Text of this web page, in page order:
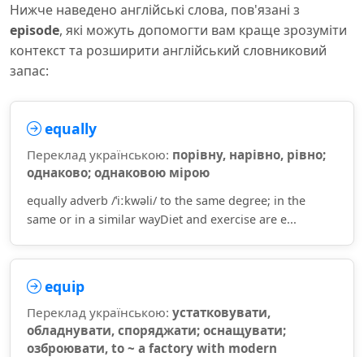
Нижче наведено англійські слова, пов'язані з
episode, які можуть допомогти вам краще зрозуміти
контекст та розширити англійський словниковий
запас:
equally
Переклад українською: порівну, нарівно, рівно;
однаково; однаковою мірою
equally adverb /ˈiːkwəli/ to the same degree; in the
same or in a similar wayDiet and exercise are e...
equip
Переклад українською: устатковувати,
обладнувати, споряджати; оснащувати;
озброювати, to ~ a factory with modern